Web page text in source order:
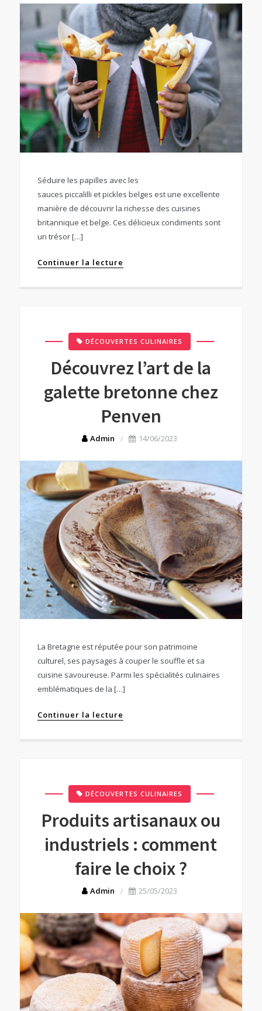
Séduire les papilles avec les
sauces piccalilli et pickles belges est une excellente
manière de découvrir la richesse des cuisines
britannique et belge. Ces délicieux condiments sont
un trésor […]
Continuer la lecture
DÉCOUVERTES CULINAIRES
Découvrez l’art de la
galette bretonne chez
Penven
Admin 14/06/2023
La Bretagne est réputée pour son patrimoine
culturel, ses paysages à couper le souffle et sa
cuisine savoureuse. Parmi les spécialités culinaires
emblématiques de la […]
Continuer la lecture
DÉCOUVERTES CULINAIRES
Produits artisanaux ou
industriels : comment
faire le choix ?
Admin 25/05/2023